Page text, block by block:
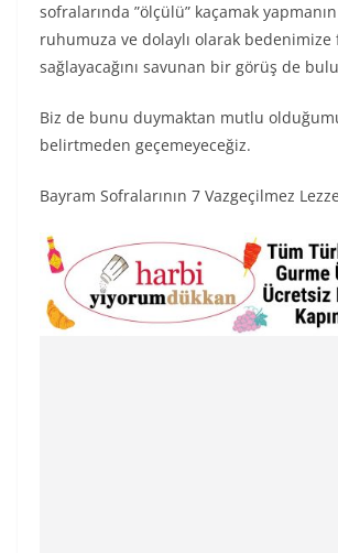
sofralarında ”ölçülü” kaçamak
ruhumuza ve dolaylı olarak bedenimize
sağlayacağını savunan bir görüş de
Biz de bunu duymaktan mutlu
belirtmeden geçemeyeceğiz.
Bayram Sofralarının 7 Vazgeçilmez